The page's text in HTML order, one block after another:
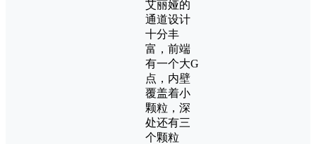
艾丽娅的
通道设计
十分丰
富，前端
有一个大G
点，内壁
覆盖着小
颗粒，深
处还有三
个颗粒